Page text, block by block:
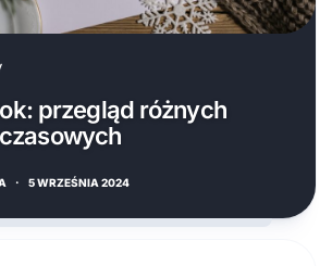
przegląd różnych
· 5 WRZEŚNIA 2024